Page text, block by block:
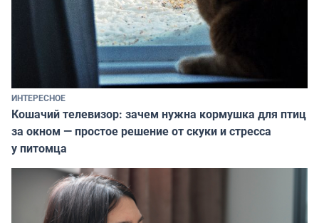
ИНТЕРЕСНОЕ
Кошачий телевизор: зачем нужна кормушка для птиц
за окном — простое решение от скуки и стресса
у питомца